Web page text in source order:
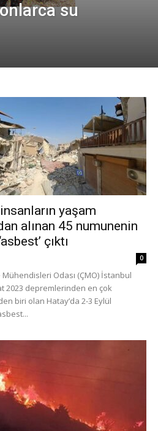
su
yaşam
alınan 45 numunenin
çıktı
0
Mühendisleri Odası (ÇMO) İstanbul
2023 depremlerinden en çok
biri olan Hatay’da 2-3 Eylül